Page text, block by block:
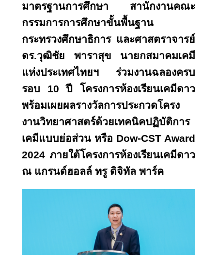
มาตรฐานการศึกษา สานักงานคณะ
กรรมการการศึกษาขั้นพื้นฐาน
กระทรวงศึกษาธิการ และศาสตราจารย์
ดร.วุฒิชัย พาราสุข นายกสมาคมเคมี
แห่งประเทศไทยฯ ร่วมงานฉลองครบ
รอบ 10 ปี โครงการห้องเรียนเคมีดาว
พร้อมเผยผลรางวัลการประกวดโครง
งานวิทยาศาสตร์ด้วยเทคนิคปฏิบัติการ
เคมีแบบย่อส่วน หรือ Dow-CST Award
2024 ภายใต้โครงการห้องเรียนเคมีดาว
ณ แกรนด์ฮอลล์ ทรู ดิจิทัล พาร์ค